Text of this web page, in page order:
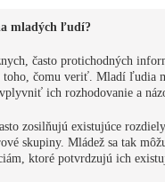
mladých ľudí?
často protichodných
toho, čomu veriť. Mladí ľudia
ich rozhodovanie a
zosilňujú existujúce
skupiny. Mládež sa tak
ktoré potvrdzujú ich